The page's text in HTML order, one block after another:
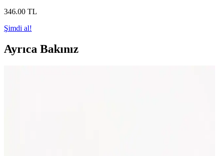
346.00 TL
Şimdi al!
Ayrıca Bakınız